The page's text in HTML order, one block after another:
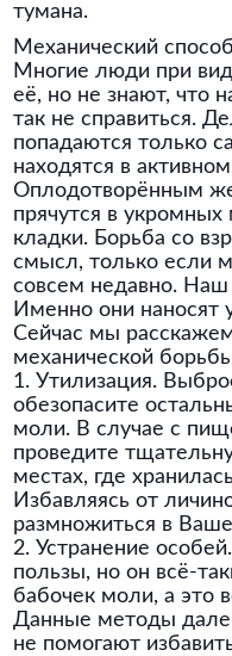
тумана.
Механический
Многие люди при
её, но не знают, что
так не справиться.
попадаются только
находятся в
Оплодотворённым
прячутся в укромных
кладки. Борьба со
смысл, только если
совсем недавно. Наш
Именно они
Сейчас мы
механической
1. Утилизация.
обезопасите
моли. В случае с
проведите
местах, где
Избавляясь от
размножиться в
2. Устранение
пользы, но он всё-
бабочек моли, а это
Данные методы
не помогают